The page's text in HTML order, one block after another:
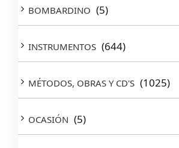
BOMBARDINO (5)
INSTRUMENTOS (644)
MÉTODOS, OBRAS Y CD'S (1025)
OCASIÓN (5)